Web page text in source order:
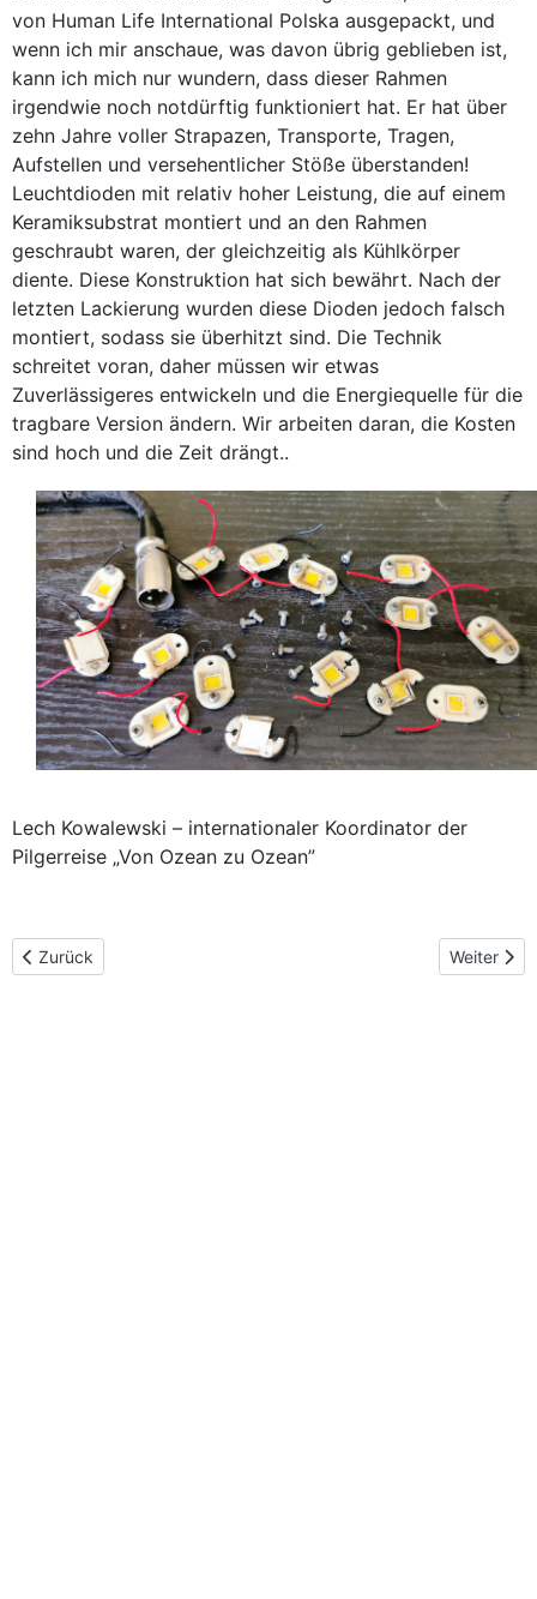
von Human Life International Polska ausgepackt, und
wenn ich mir anschaue, was davon übrig geblieben ist,
kann ich mich nur wundern, dass dieser Rahmen
irgendwie noch notdürftig funktioniert hat. Er hat über
zehn Jahre voller Strapazen, Transporte, Tragen,
Aufstellen und versehentlicher Stöße überstanden!
Leuchtdioden mit relativ hoher Leistung, die auf einem
Keramiksubstrat montiert und an den Rahmen
geschraubt waren, der gleichzeitig als Kühlkörper
diente. Diese Konstruktion hat sich bewährt. Nach der
letzten Lackierung wurden diese Dioden jedoch falsch
montiert, sodass sie überhitzt sind. Die Technik
schreitet voran, daher müssen wir etwas
Zuverlässigeres entwickeln und die Energiequelle für die
tragbare Version ändern. Wir arbeiten daran, die Kosten
sind hoch und die Zeit drängt..
Lech Kowalewski – internationaler Koordinator der
Pilgerreise „Von Ozean zu Ozean”
Vorheriger Beitrag: Italien: Besuch der Ikone von Tschenstochau
Zurück Nächster
Weiter